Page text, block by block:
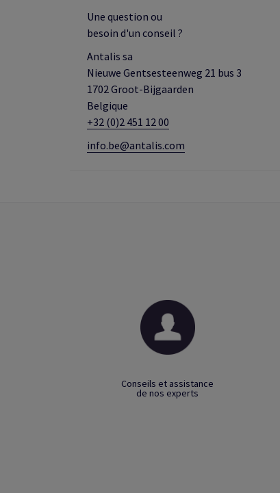
Une question ou
besoin d'un conseil ?
Antalis sa
Nieuwe Gentsesteenweg 21 bus 3
1702 Groot-Bijgaarden
Belgique
+32 (0)2 451 12 00
info.be@antalis.com
Conseils et assistance
de nos experts